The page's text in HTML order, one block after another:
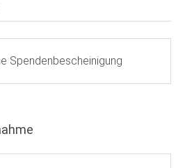
Spendenbescheinigung